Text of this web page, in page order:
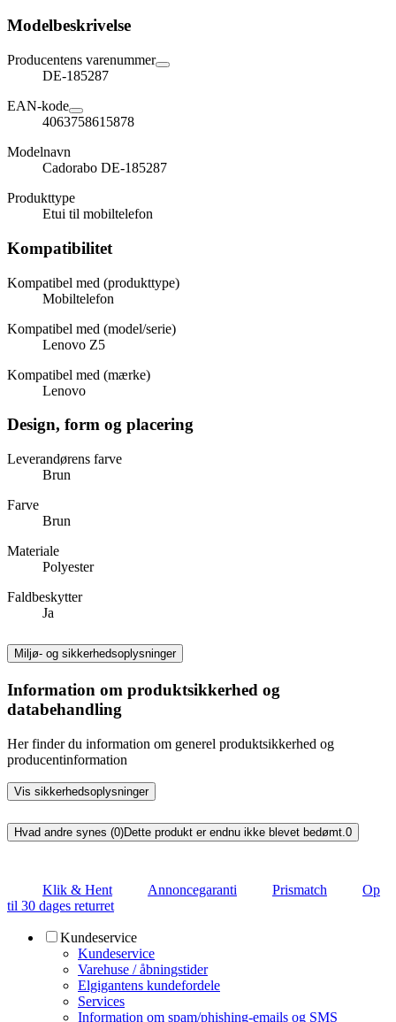
Modelbeskrivelse
Producentens varenummer
DE-185287
EAN-kode
4063758615878
Modelnavn
Cadorabo DE-185287
Produkttype
Etui til mobiltelefon
Kompatibilitet
Kompatibel med (produkttype)
Mobiltelefon
Kompatibel med (model/serie)
Lenovo Z5
Kompatibel med (mærke)
Lenovo
Design, form og placering
Leverandørens farve
Brun
Farve
Brun
Materiale
Polyester
Faldbeskytter
Ja
Miljø- og sikkerhedsoplysninger
Information om produktsikkerhed og
databehandling
Her finder du information om generel produktsikkerhed og
producentinformation
Vis sikkerhedsoplysninger
Hvad andre synes (0)Dette produkt er endnu ikke blevet bedømt.0
Klik & Hent Annoncegaranti Prismatch
Op
til 30 dages returret
Kundeservice
Kundeservice
Varehuse / åbningstider
Elgigantens kundefordele
Services
Information om spam/phishing-emails og SMS